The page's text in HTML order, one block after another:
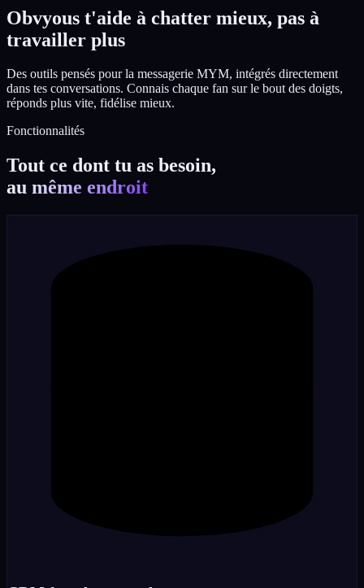
Obvyous t'aide à chatter mieux, pas à
travailler plus
Des outils pensés pour la messagerie MYM, intégrés directement
dans tes conversations. Connais chaque fan sur le bout des doigts,
réponds plus vite, fidélise mieux.
Fonctionnalités
Tout ce dont tu as besoin,
au même endroit